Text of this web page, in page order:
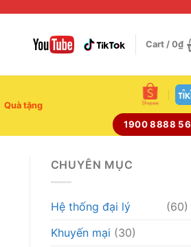
Cart / 0₫
Quà tặng
1900 8888 56
CHUYÊN MỤC
Hệ thống đại lý
(60)
Khuyến mại (30)